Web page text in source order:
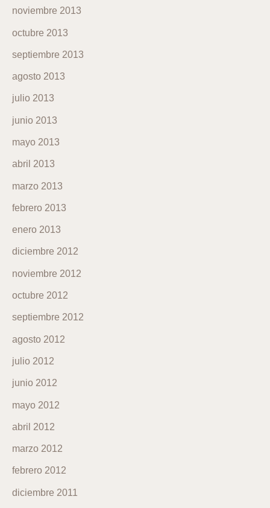
noviembre 2013
octubre 2013
septiembre 2013
agosto 2013
julio 2013
junio 2013
mayo 2013
abril 2013
marzo 2013
febrero 2013
enero 2013
diciembre 2012
noviembre 2012
octubre 2012
septiembre 2012
agosto 2012
julio 2012
junio 2012
mayo 2012
abril 2012
marzo 2012
febrero 2012
diciembre 2011